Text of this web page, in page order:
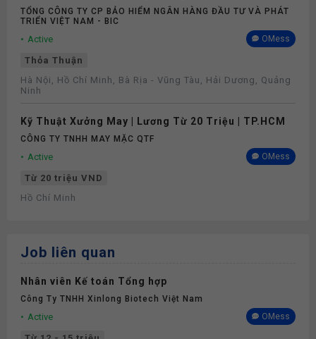
Số
TỔNG CÔNG TY CP BẢO HIỂM NGÂN HÀNG ĐẦU TƯ VÀ PHÁT
TRIỂN VIỆT NAM - BIC
Active OMess
Thỏa Thuận
Hà Nội, Hồ Chí Minh, Bà Rịa - Vũng Tàu, Hải Dương, Quảng
Ninh
Kỹ Thuật Xưởng May | Lương Từ 20 Triệu | TP.HCM
CÔNG TY TNHH MAY MẶC QTF
Active OMess
Từ 20 triệu VND
Hồ Chí Minh
Job liên quan
Nhân viên Kế toán Tổng hợp
Công Ty TNHH Xinlong Biotech Việt Nam
Active OMess